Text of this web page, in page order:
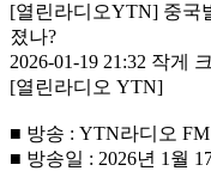
[열린라디오YTN] 중국
졌나?
2026-01-19 21:32 작게
[열린라디오 YTN]
■ 방송 : YTN라디오 FM
■ 방송일 : 2026년 1월